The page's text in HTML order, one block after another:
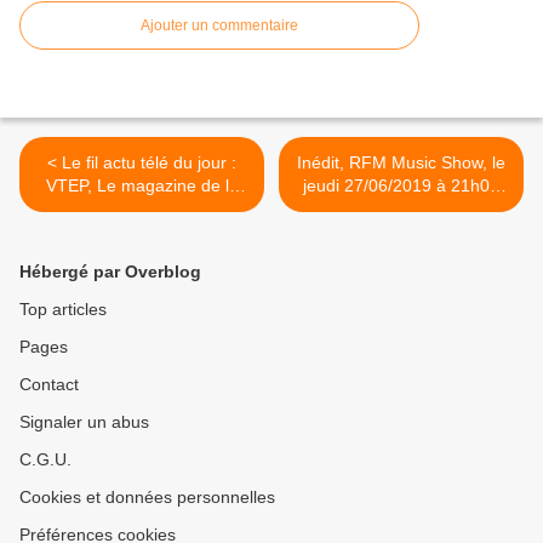
Ajouter un commentaire
< Le fil actu télé du jour :
VTEP, Le magazine de la
santé, Michel Cymès,
Inédit, RFM Music Show, le
jeudi 27/06/2019 à 21h00
sur C8 >
Hébergé par Overblog
Top articles
Pages
Contact
Signaler un abus
C.G.U.
Cookies et données personnelles
Préférences cookies